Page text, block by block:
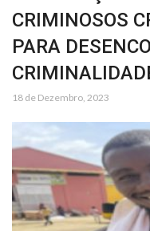
CRIMINOSOS
PARA
18 de Dezembro, 2023